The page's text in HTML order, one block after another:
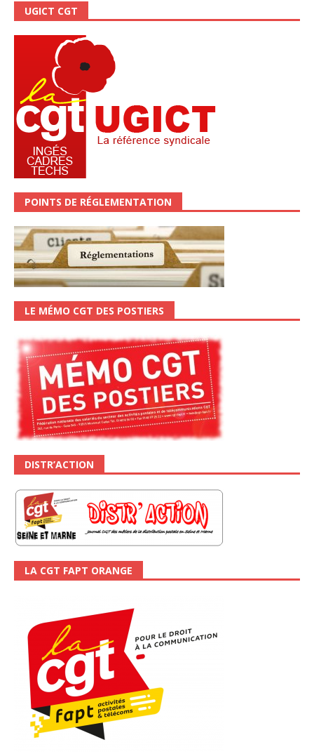
UGICT CGT
POINTS DE RÉGLEMENTATION
LE MÉMO CGT DES POSTIERS
DISTR’ACTION
LA CGT FAPT ORANGE